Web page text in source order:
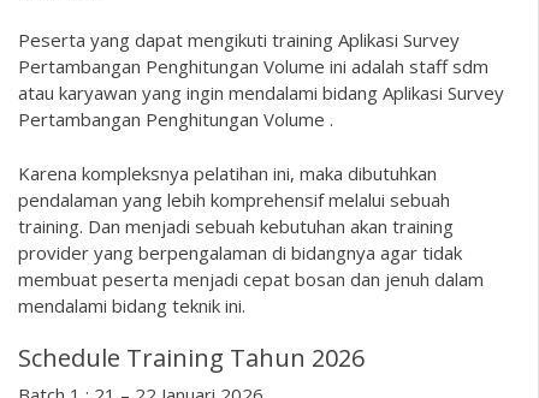
Peserta yang dapat mengikuti training Aplikasi Survey
Pertambangan Penghitungan Volume ini adalah staff sdm
atau karyawan yang ingin mendalami bidang Aplikasi Survey
Pertambangan Penghitungan Volume .
Karena kompleksnya pelatihan ini, maka dibutuhkan
pendalaman yang lebih komprehensif melalui sebuah
training. Dan menjadi sebuah kebutuhan akan training
provider yang berpengalaman di bidangnya agar tidak
membuat peserta menjadi cepat bosan dan jenuh dalam
mendalami bidang teknik ini.
Schedule Training Tahun 2026